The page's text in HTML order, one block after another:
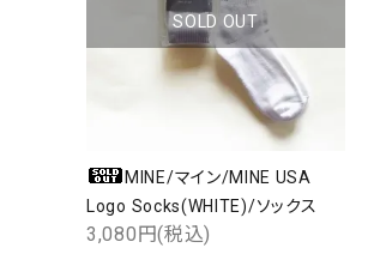
SOLD OUT
MINE/マイン/MINE USA
Logo Socks(WHITE)/ソックス
3,080円(税込)